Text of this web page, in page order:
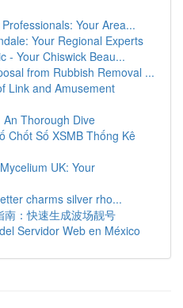
Your Area...
Your Regional Experts
- Your Chiswick Beau...
from Rubbish Removal ...
Link and Amusement
Thorough Dive
Chốt Số XSMB Thống Kê
UK: Your
charms silver rho...
：快速生成波场靓号
Servidor Web en México